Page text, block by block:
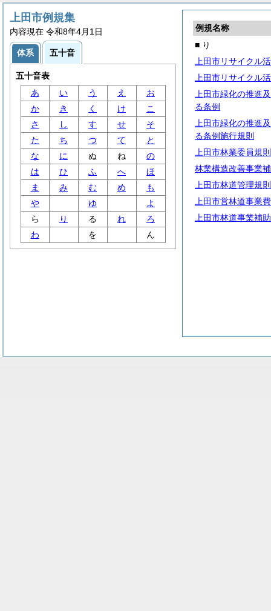
例規名称
■ り
上田市リサイクル
上田市リサイクル
上田市緑化の推進
る条例
上田市緑化の推進
る条例施行規則
上田市林業委員規則
林業構造改善事業
上田市林道管理規則
上田市営林道事業
上田市林道事業補
上田市例規集
内容現在 令和8年4月1日
体系 五十音
五十音表
あ
い う え
お
か
き く け
こ
さ
し す せ
そ
た
ち つ て
と
な
に ぬ ね
の
は
ひ ふ へ
ほ
ま
み む め
も
や
ゆ
よ
ら
り る れ
ろ
わ
を ん